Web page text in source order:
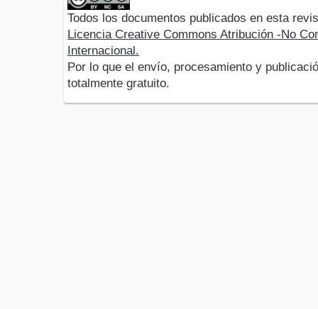
Todos los documentos publicados en esta
Licencia Creative Commons Atribución -No
Internacional.
Por lo que el envío, procesamiento y
totalmente gratuito.